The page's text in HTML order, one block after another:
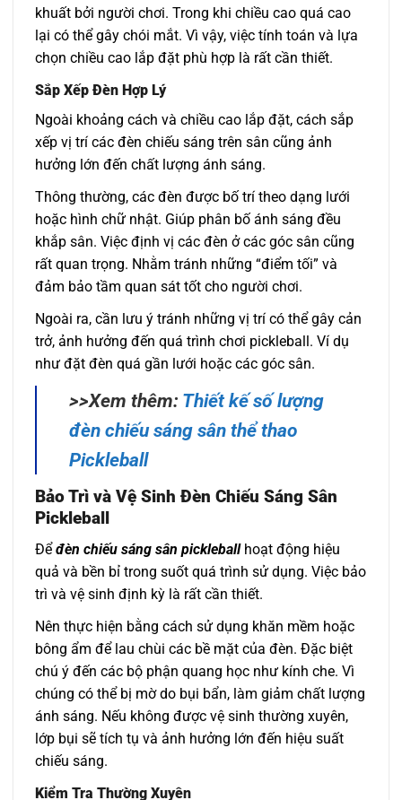
khuất bởi người chơi. Trong khi chiều cao quá cao
lại có thể gây chói mắt. Vì vậy, việc tính toán và lựa
chọn chiều cao lắp đặt phù hợp là rất cần thiết.
Sắp Xếp Đèn Hợp Lý
Ngoài khoảng cách và chiều cao lắp đặt, cách sắp
xếp vị trí các đèn chiếu sáng trên sân cũng ảnh
hưởng lớn đến chất lượng ánh sáng.
Thông thường, các đèn được bố trí theo dạng lưới
hoặc hình chữ nhật. Giúp phân bố ánh sáng đều
khắp sân. Việc định vị các đèn ở các góc sân cũng
rất quan trọng. Nhằm tránh những “điểm tối” và
đảm bảo tầm quan sát tốt cho người chơi.
Ngoài ra, cần lưu ý tránh những vị trí có thể gây cản
trở, ảnh hưởng đến quá trình chơi pickleball. Ví dụ
như đặt đèn quá gần lưới hoặc các góc sân.
>>Xem thêm: Thiết kế số lượng
đèn chiếu sáng sân thể thao
Pickleball
Bảo Trì và Vệ Sinh Đèn Chiếu Sáng Sân
Pickleball
Đểđèn chiếu sáng sân pickleballhoạt động hiệu
quả và bền bỉ trong suốt quá trình sử dụng. Việc bảo
trì và vệ sinh định kỳ là rất cần thiết.
Nên thực hiện bằng cách sử dụng khăn mềm hoặc
bông ẩm để lau chùi các bề mặt của đèn. Đặc biệt
chú ý đến các bộ phận quang học như kính che. Vì
chúng có thể bị mờ do bụi bẩn, làm giảm chất lượng
ánh sáng. Nếu không được vệ sinh thường xuyên,
lớp bụi sẽ tích tụ và ảnh hưởng lớn đến hiệu suất
chiếu sáng.
Kiểm Tra Thường Xuyên